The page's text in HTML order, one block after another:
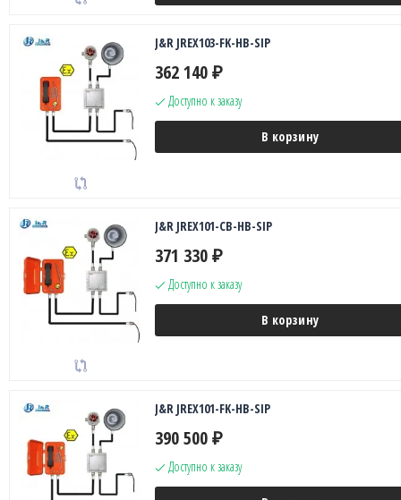
J&R JREX103-FK-HB-SIP
362 140 ₽
Доступно к заказу
В корзину
J&R JREX101-CB-HB-SIP
371 330 ₽
Доступно к заказу
В корзину
J&R JREX101-FK-HB-SIP
390 500 ₽
Доступно к заказу